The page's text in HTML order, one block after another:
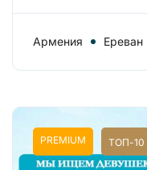
Армения Ереван
PREMIUM ТОП-10